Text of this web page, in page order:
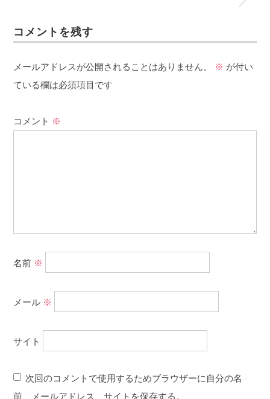
コメントを残す
メールアドレスが公開されることはありません。 ※ が付い
ている欄は必須項目です
コメント ※
名前 ※
メール ※
サイト
次回のコメントで使用するためブラウザーに自分の名
前、メールアドレス、サイトを保存する。